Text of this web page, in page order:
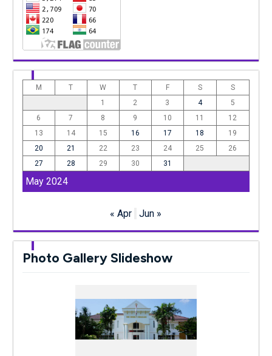
May 2024
M T W T F S
S
1
2 3 4
5
6
7 8 9 10 11
12
13
14 15 16 17 18
19
20
21 22 23 24 25
26
27
28 29 30 31
« Apr Jun »
Photo Gallery Slideshow